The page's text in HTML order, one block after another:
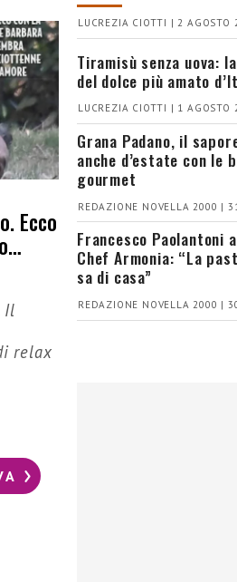
Ecco
Il
relax
LUCREZIA CIOTTI | 2 AGOSTO
Tiramisù senza uova:
del dolce più amato
LUCREZIA CIOTTI | 1 AGOSTO
Grana Padano, il
anche d’estate con le
gourmet
REDAZIONE NOVELLA 2000 |
Francesco Paolantoni
Chef Armonia: “La
sa di casa”
REDAZIONE NOVELLA 2000 |